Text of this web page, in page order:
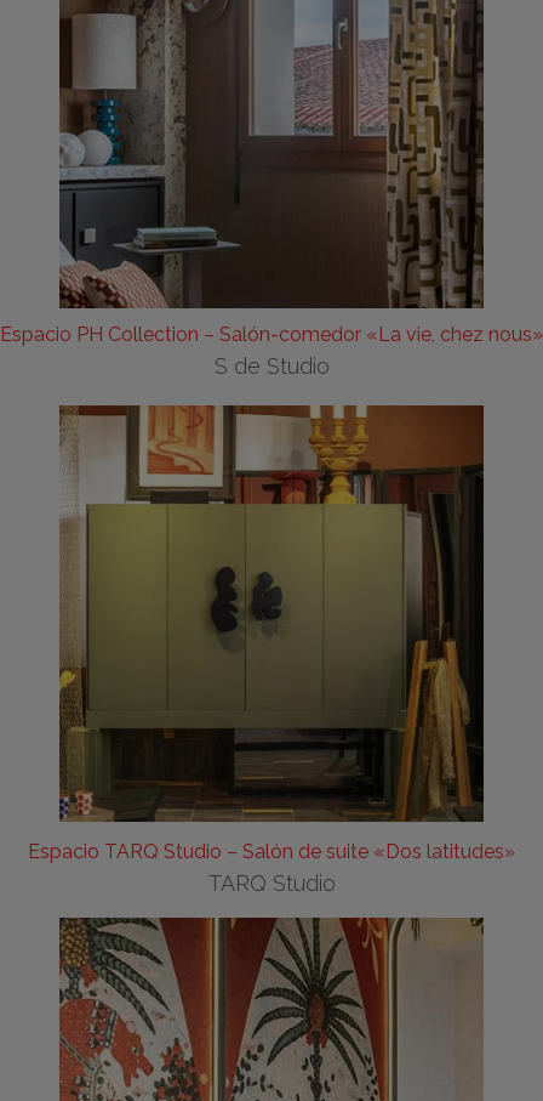
Espacio PH Collection – Salón-comedor «La vie, chez nous»
S de Studio
Espacio TARQ Studio – Salón de suite «Dos latitudes»
TARQ Studio